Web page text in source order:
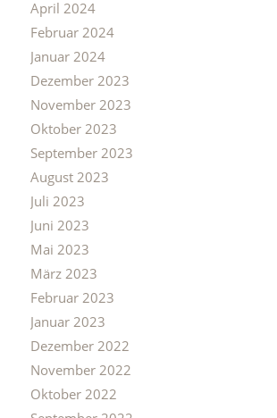
April 2024
Februar 2024
Januar 2024
Dezember 2023
November 2023
Oktober 2023
September 2023
August 2023
Juli 2023
Juni 2023
Mai 2023
März 2023
Februar 2023
Januar 2023
Dezember 2022
November 2022
Oktober 2022